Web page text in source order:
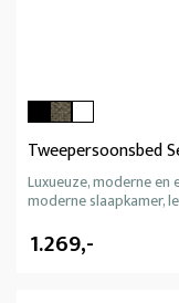
Tweepersoonsbed
Luxueuze, moderne
moderne slaapkamer,
1.269,-